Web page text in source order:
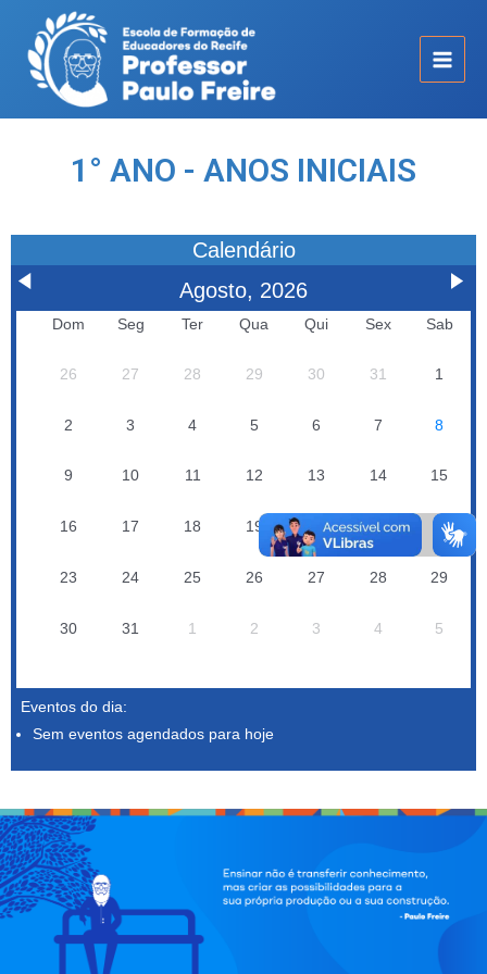
1° ANO - ANOS INICIAIS
Calendário
Agosto, 2026
Dom Seg Ter Qua Qui Sex Sab
26 27 28 29 30 31 1
2 3 4 5 6 7 8
9 10 11 12 13 14 15
16 17 18 19 20 21 22
23 24 25 26 27 28 29
30 31 1 2 3 4 5
Eventos do dia:
Sem eventos agendados para hoje